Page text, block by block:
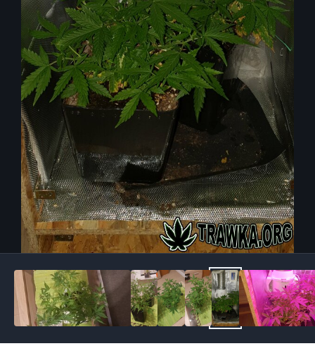
Image Tools